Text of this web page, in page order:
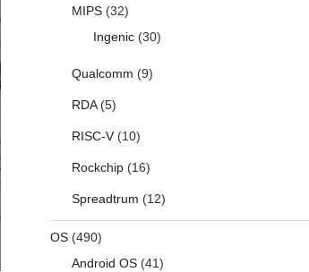
MIPS(32)
Ingenic(30)
Qualcomm (9)
RDA(5)
RISC-V(10)
Rockchip(16)
Spreadtrum (12)
OS(490)
Android OS(41)